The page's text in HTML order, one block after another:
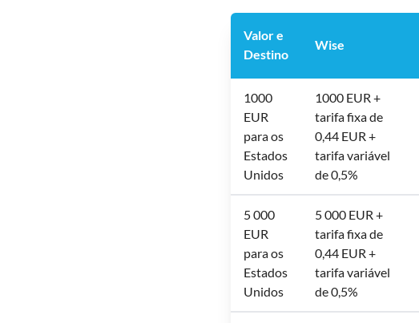
Valor e
Destino
Wise
1000
EUR
para os
Estados
Unidos
1000 EUR +
tarifa fixa de
0,44 EUR +
tarifa variável
de 0,5%
5 000
EUR
para os
Estados
Unidos
5 000 EUR +
tarifa fixa de
0,44 EUR +
tarifa variável
de 0,5%